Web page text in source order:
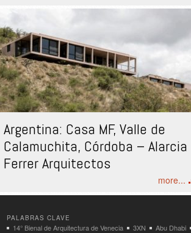
Argentina: Casa MF, Valle de
Calamuchita, Córdoba – Alarcia
Ferrer Arquitectos
more...
PALABRAS CLAVE
14° Bienal de Arquitectura de Venecia 3XN Abu Dhabi